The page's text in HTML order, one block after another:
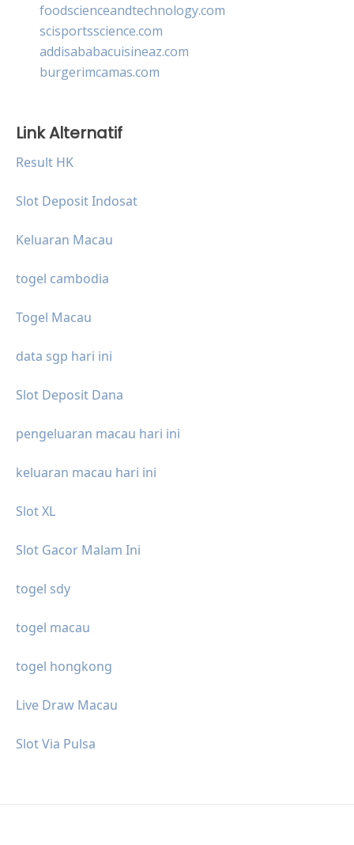
foodscienceandtechnology.com
scisportsscience.com
addisababacuisineaz.com
burgerimcamas.com
Link Alternatif
Result HK
Slot Deposit Indosat
Keluaran Macau
togel cambodia
Togel Macau
data sgp hari ini
Slot Deposit Dana
pengeluaran macau hari ini
keluaran macau hari ini
Slot XL
Slot Gacor Malam Ini
togel sdy
togel macau
togel hongkong
Live Draw Macau
Slot Via Pulsa